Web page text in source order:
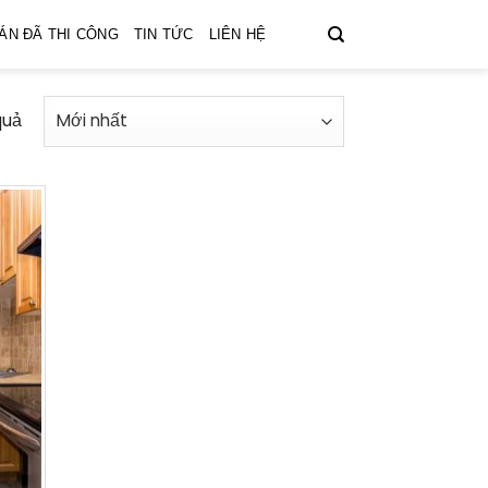
ĐÃ THI CÔNG TIN TỨC LIÊN HỆ